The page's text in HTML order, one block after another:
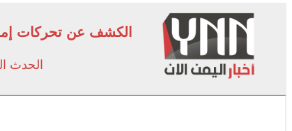
الكشف عن تحركات
الحدث